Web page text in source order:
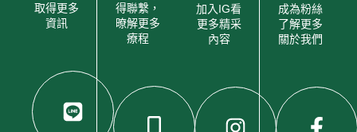
取得更多
資訊
得聯繫，
暸解更多
療程
加入IG看
更多精采
內容
成為粉絲
了解更多
關於我們